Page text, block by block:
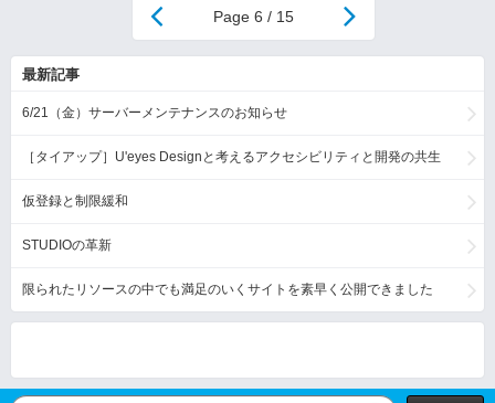
6 / 15
最新記事
6/21（金）サーバーメンテナンスのお知らせ
［タイアップ］U'eyes Designと考えるアクセシビリティと開発の共生
仮登録と制限緩和
STUDIOの革新
限られたリソースの中でも満足のいくサイトを素早く公開できました